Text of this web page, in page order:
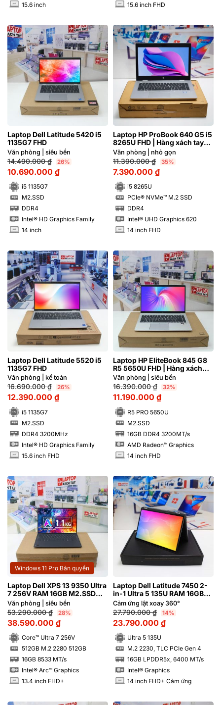
INCH 15.6 inch INCH 15.6 inch FHD
Laptop Dell Latitude 5420 i5
1135G7 FHD
Văn phòng | siêu bền
14.490.000₫ 26%
10.690.000 ₫
i5 1135G7
SSD M2.SSD
RAM
DDR4
Intel® HD Graphics Family
INCH 14 inch
Laptop HP ProBook 640 G5 i5
8265U FHD | Hàng xách tay
97%
Văn phòng | nhỏ gọn
11.390.000₫ 35%
7.390.000 ₫
i5 8265U
SSD PCIe® NVMe™ M.2 SSD
RAM
DDR4
Intel® UHD Graphics 620
INCH 14 inch FHD
Laptop Dell Latitude 5520 i5
1135G7 FHD
Văn phòng | kế toán
16.690.000₫ 26%
12.390.000 ₫
i5 1135G7
SSD M2.SSD
DDR4 3200MHz
Intel® HD Graphics Family
INCH 15.6 inch FHD
Laptop HP EliteBook 845 G8
R5 5650U FHD | Hàng xách
tay 99%
Văn phòng | siêu bền
16.390.000₫ 32%
11.190.000 ₫
R5 PRO 5650U
SSD M2.SSD
16GB DDR4 3200MT/s
AMD Radeon™ Graphics
INCH 14 inch FHD
Windows 11 Pro Bản quyền
Laptop Dell XPS 13 9350 Ultra
7 256V RAM 16GB M2.SSD
512GB FHD+ Graphite
Văn phòng | siêu bền
53.290.000₫ 28%
38.590.000 ₫
Core™ Ultra 7 256V
SSD 512GB M.2 2280 512GB
RAM
16GB 8533 MT/s
Intel® Arc™ Graphics
INCH 13.4 inch FHD+
Laptop Dell Latitude 7450 2-
in-1 Ultra 5 135U RAM 16GB
FHD+ Cảm ứng lật xoay 360
độ
Cảm ứng lật xoay 360°
27.790.000₫ 14%
23.790.000 ₫
Ultra 5 135U
SSD M.2 2230, TLC PCIe Gen 4
RAM
16GB LPDDR5x, 6400 MT/s
Intel® Graphics
INCH 14 inch FHD+ Cảm ứng